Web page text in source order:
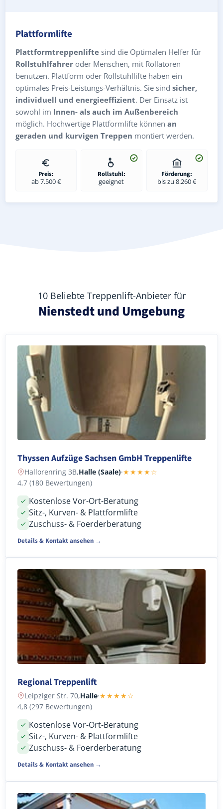
Plattformlifte
Plattformtreppenlifte sind die Optimalen Helfer für
Rollstuhlfahrer oder Menschen, mit Rollatoren
benutzen. Plattform oder Rollstuhllifte haben ein
optimales Preis-Leistungs-Verhältnis. Sie sind sicher,
individuell und energieeffizient. Der Einsatz ist
sowohl im Innen- als auch im Außenbereich
möglich. Hochwertige Plattformlifte können an
geraden und kurvigen Treppen montiert werden.
Preis:
ab 7.500 €
Rollstuhl:
geeignet
Förderung:
bis zu 8.260 €
10 Beliebte Treppenlift-Anbieter für
Nienstedt und Umgebung
Thyssen Aufzüge Sachsen GmbH Treppenlifte
Hallorenring 3B,Halle (Saale)·★★★★☆
4,7 (180 Bewertungen)
Kostenlose Vor-Ort-Beratung
Sitz-, Kurven- & Plattformlifte
Zuschuss- & Foerderberatung
Details & Kontakt ansehen →
Regional Treppenlift
Leipziger Str. 70,Halle·★★★★☆
4,8 (297 Bewertungen)
Kostenlose Vor-Ort-Beratung
Sitz-, Kurven- & Plattformlifte
Zuschuss- & Foerderberatung
Details & Kontakt ansehen →